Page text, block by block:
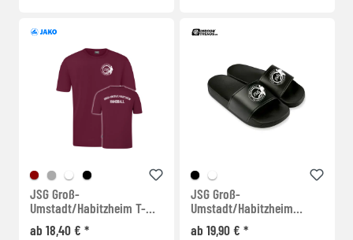
JSG Groß-
Umstadt/Habitzheim T-
Shirt
ab 18,40 € *
JSG Groß-
Umstadt/Habitzheim
Badelatschen
ab 19,90 € *